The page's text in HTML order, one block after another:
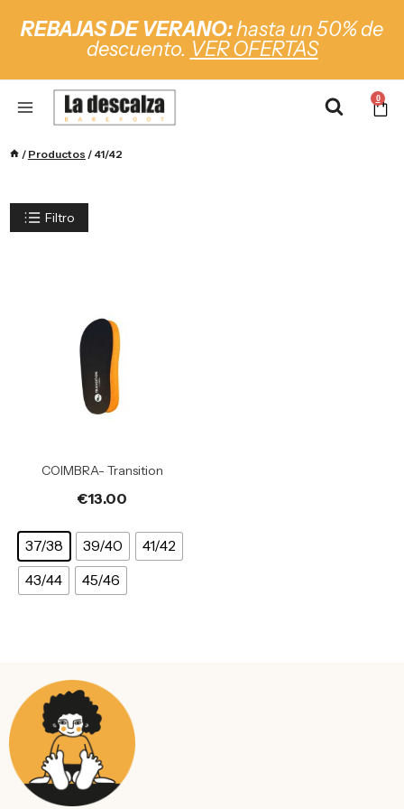
REBAJAS DE VERANO:hasta un 50% de
descuento. VER OFERTAS
0
/ Productos / 41/42
Filtro
COIMBRA- Transition
€13.00
37/38 39/40
41/42
43/44
45/46